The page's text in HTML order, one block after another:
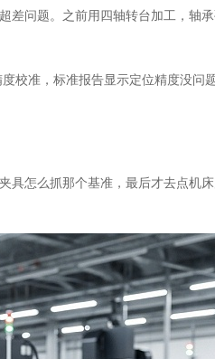
差问题。之前用四轴转台加工，轴
校准，标准报告显示定位精度没问
具怎么抓那个基准，最后才去点机